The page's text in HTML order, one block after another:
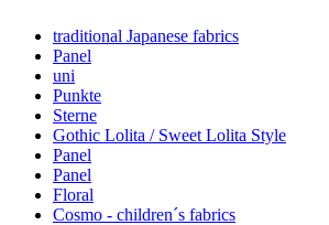
traditional Japanese fabrics
Panel
uni
Punkte
Sterne
Gothic Lolita / Sweet Lolita Style
Panel
Panel
Floral
Cosmo - children´s fabrics